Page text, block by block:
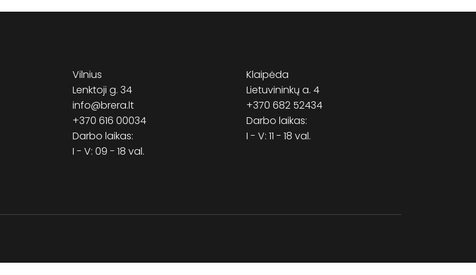
Vilnius
Lenktoji g. 34
info@brera.lt
+370 616 00034
Darbo laikas:
I - V: 09 - 18 val.
Klaipėda
Lietuvininkų a. 4
+370 682 52434
Darbo laikas:
I - V: 11 - 18 val.